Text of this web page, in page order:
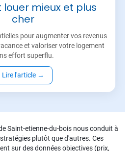
mieux et plus
cher
pour augmenter vos revenus
et valoriser votre logement
effort superflu.
Lire l'article →
Saint-etienne-du-bois nous conduit à
plutôt que d'autres. Ces
sur des données objectives (prix,